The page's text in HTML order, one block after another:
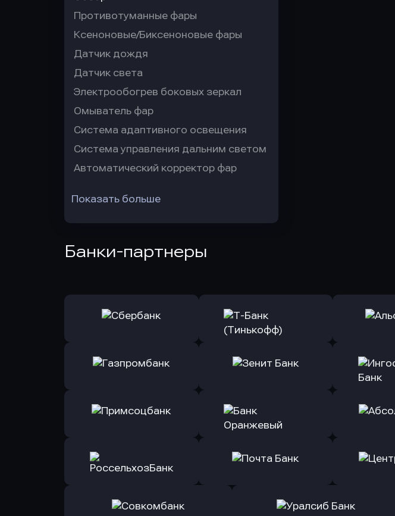
Противотуманные фары
Ксеноновые/Биксеноновые фары
Датчик дождя
Датчик света
Электрообогрев боковых зеркал
Омыватель фар
Система адаптивного освещения
Система управления дальним светом
Автоматический корректор фар
Показать больше
Банки-партнеры
Оправить заявку
Оправить заявку
в
Оправить заявку
Оправить заявку
в Зенит Банк
Оправить заявку
в Примсоцбанк
Оправить заявку
Оправить заявку
Оправить заявку